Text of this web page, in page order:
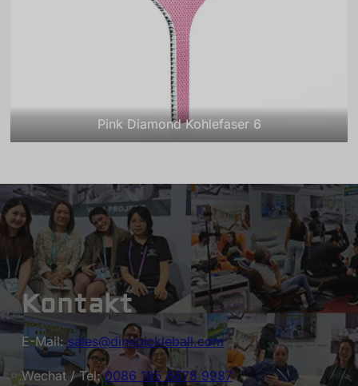
Pink Diamond Kohlefaser 6
Kontakt
E-Mail:sales@dinkpickleball.com
Wechat / Tel:0086 185 6678 9987